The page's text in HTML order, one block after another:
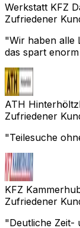
Werkstatt KFZ
Zufriedener
"Wir haben alle
das spart enorm
ATH
Zufriedener
"Teilesuche
KFZ
Zufriedener
"Deutliche Zeit-